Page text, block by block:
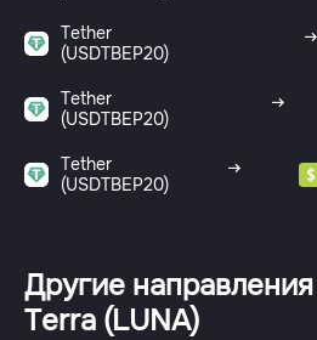
Tether
(USDTBEP20)
Tether
(USDTBEP20)
Tether
(USDTBEP20)
Другие
Terra (LUNA)